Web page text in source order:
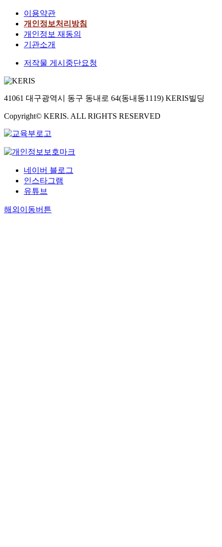
이용약관
개인정보처리방침
개인정보 재동의
기관소개
저작물 게시중단요청
41061 대구광역시 동구 동내로 64(동내동1119) KERIS빌딩
Copyright© KERIS. ALL RIGHTS RESERVED
네이버 블로그
인스타그램
유튜브
해외이동버튼